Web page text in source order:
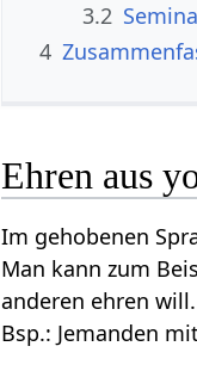
3.2
4
Ehren aus
Im gehobenen
Man kann zum
anderen ehren
Bsp.: Jemanden